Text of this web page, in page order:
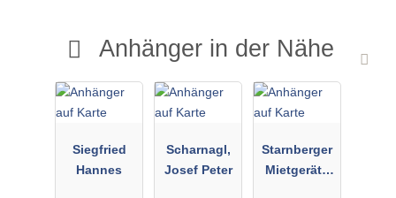
Anhänger in der Nähe
Siegfried
Hannes
Scharnagl,
Josef Peter
Starnberger
Mietgeräte